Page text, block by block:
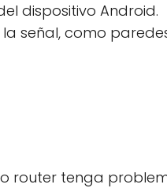
dispositivo Android.
señal, como
router tenga